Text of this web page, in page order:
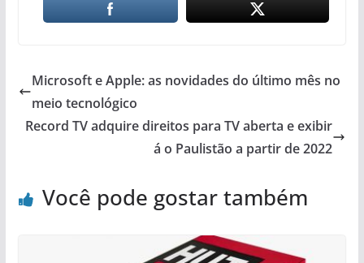
Microsoft e Apple: as novidades do último mês no
meio tecnológico
Record TV adquire direitos para TV aberta e exibir
á o Paulistão a partir de 2022
Você pode gostar também